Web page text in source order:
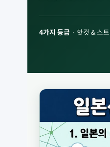
4가지 등급 · 핫컷 & 스